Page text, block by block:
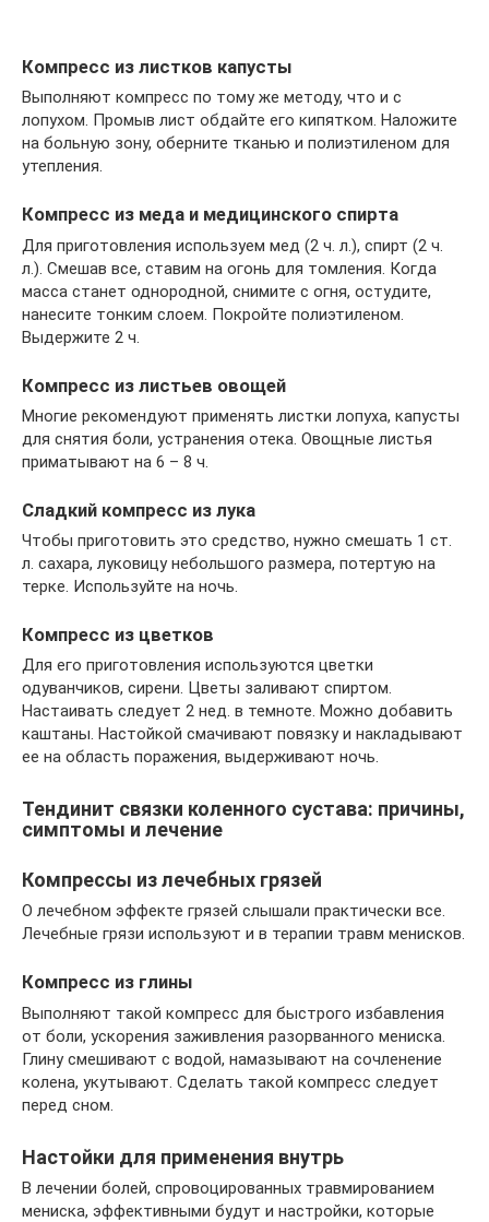
Компресс из листков капусты
Выполняют компресс по тому же методу, что и с
лопухом. Промыв лист обдайте его кипятком. Наложите
на больную зону, оберните тканью и полиэтиленом для
утепления.
Компресс из меда и медицинского спирта
Для приготовления используем мед (2 ч. л.), спирт (2 ч.
л.). Смешав все, ставим на огонь для томления. Когда
масса станет однородной, снимите с огня, остудите,
нанесите тонким слоем. Покройте полиэтиленом.
Выдержите 2 ч.
Компресс из листьев овощей
Многие рекомендуют применять листки лопуха, капусты
для снятия боли, устранения отека. Овощные листья
приматывают на 6 – 8 ч.
Сладкий компресс из лука
Чтобы приготовить это средство, нужно смешать 1 ст.
л. сахара, луковицу небольшого размера, потертую на
терке. Используйте на ночь.
Компресс из цветков
Для его приготовления используются цветки
одуванчиков, сирени. Цветы заливают спиртом.
Настаивать следует 2 нед. в темноте. Можно добавить
каштаны. Настойкой смачивают повязку и накладывают
ее на область поражения, выдерживают ночь.
Тендинит связки коленного сустава: причины,
симптомы и лечение
Компрессы из лечебных грязей
О лечебном эффекте грязей слышали практически все.
Лечебные грязи используют и в терапии травм менисков.
Компресс из глины
Выполняют такой компресс для быстрого избавления
от боли, ускорения заживления разорванного мениска.
Глину смешивают с водой, намазывают на сочленение
колена, укутывают. Сделать такой компресс следует
перед сном.
Настойки для применения внутрь
В лечении болей, спровоцированных травмированием
мениска, эффективными будут и настройки, которые